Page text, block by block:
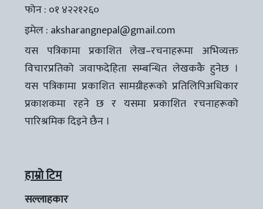
फोन : ०१ ४२२१२६०
इमेल : aksharangnepal@gmail.com
यस पत्रिकामा प्रकाशित लेख–रचनाहरूमा अभिव्यक्त
विचारप्रतिको जवाफदेहिता सम्बन्धित लेखककै हुनेछ ।
यस पत्रिकामा प्रकाशित सामग्रीहरूको प्रतिलिपिअधिकार
प्रकाशकमा रहने छ र यसमा प्रकाशित रचनाहरूको
पारिश्रमिक दिइने छैन ।
हाम्रो टिम
सल्लाहकार